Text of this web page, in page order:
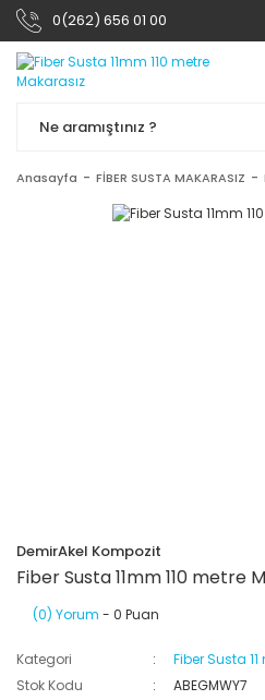
0(262) 656 01 00
Anasayfa FİBER SUSTA MAKARASIZ
DemirAkel Kompozit
Fiber Susta 11mm 110 metre
(0) Yorum - 0 Puan
Kategori
Fiber Susta
Stok Kodu
ABEGMWY7